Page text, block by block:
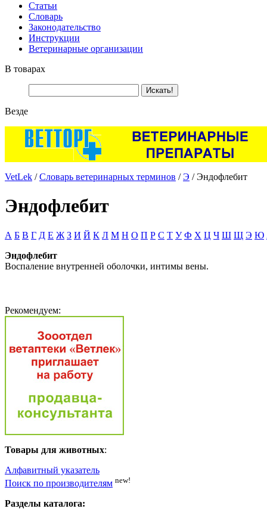
Статьи
Словарь
Законодательство
Инструкции
Ветеринарные организации
В товарах
Везде
VetLek /Словарь ветеринарных терминов /Э / Эндофлебит
Эндофлебит
А Б В Г Д Е Ж З И Й К Л М Н О П Р С Т У Ф Х Ц Ч Ш Щ Э Ю
Эндофлебит
Воспаление внутренней оболочки, интимы вены.
Рекомендуем:
Товары для животных:
Алфавитный указатель
Поиск по производителям new!
Разделы каталога: